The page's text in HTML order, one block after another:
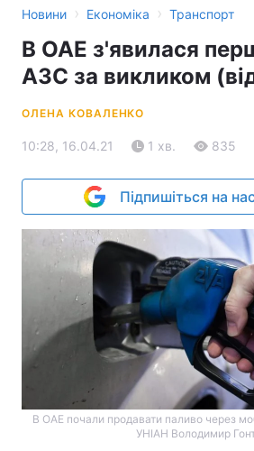
Новини › Економіка › Транспорт
В ОАЕ з'явилася
АЗС за викликом
ОЛЕНА КОВАЛЕНКО
10:28, 16.04.21 1 хв. 835
Підпишіться на
В ОАЕ почали продавати паливо через
УНІАН Володимир